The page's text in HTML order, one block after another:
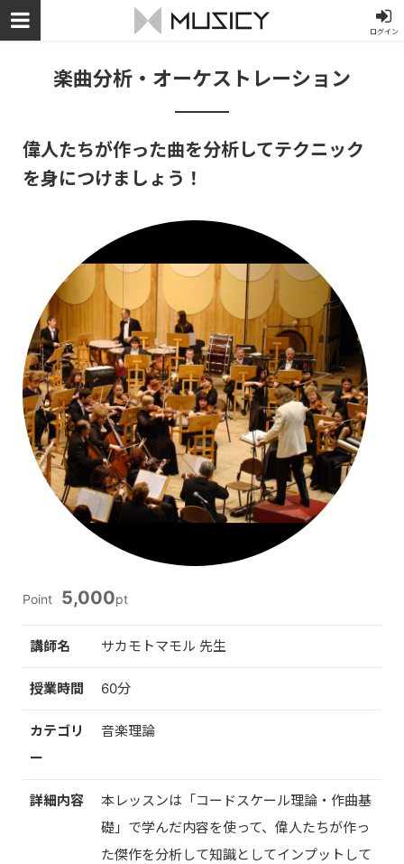
ログイン
楽曲分析・オーケストレーション
偉人たちが作った曲を分析してテクニック
を身につけましょう！
Point 5,000pt
講師名 サカモトマモル 先生
授業時間 60分
カテゴリ
ー
音楽理論
詳細内容
本レッスンは「コードスケール理論・作曲基
礎」で学んだ内容を使って、偉人たちが作っ
た傑作を分析して知識としてインプットして